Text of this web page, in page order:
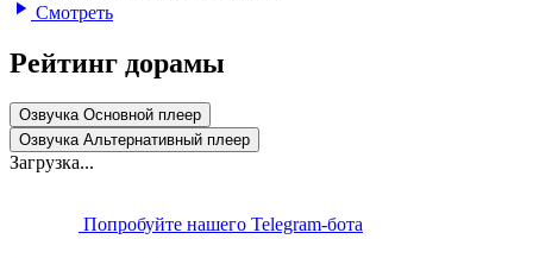
Смотреть
Рейтинг дорамы
Озвучка Основной плеер
Озвучка Альтернативный плеер
Загрузка...
Попробуйте нашего Telegram-бота